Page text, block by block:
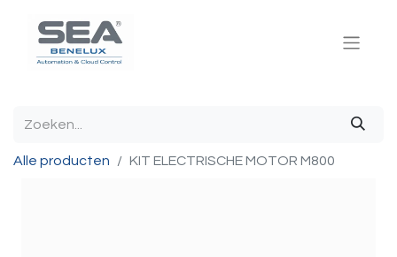
Alle producten KIT ELECTRISCHE MOTOR M800